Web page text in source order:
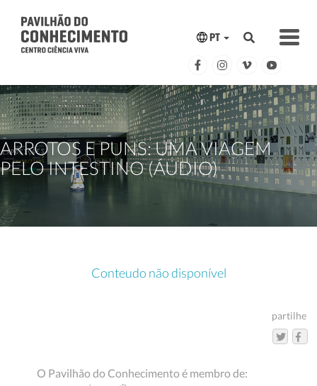
PT
ARROTOS E PUNS: UMA VIAGEM
PELO INTESTINO (ÁUDIO)
Conteudo não disponível
partilhe
O Pavilhão do Conhecimento é membro de: